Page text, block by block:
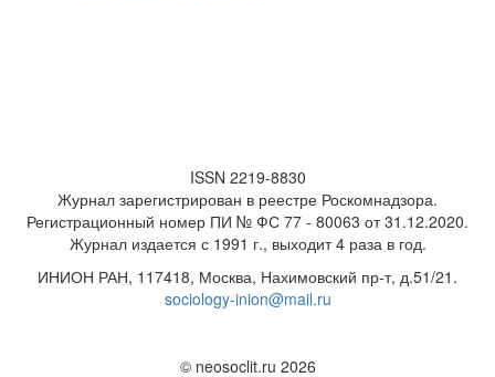
ISSN 2219-8830
Журнал зарегистрирован в реестре Роскомнадзора.
Регистрационный номер ПИ № ФС 77 - 80063 от 31.12.2020.
Журнал издается с 1991 г., выходит 4 раза в год.
ИНИОН РАН, 117418, Москва, Нахимовский пр-т, д.51/21.
sociology-inion@mail.ru
© neosoclit.ru 2026